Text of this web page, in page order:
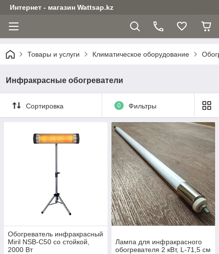
Интернет - магазин Wattsap.kz
Товары и услуги Климатическое оборудование
Инфракрасные обогреватели
Сортировка 0 Фильтры
Обогреватель инфракрасный
Miril NSB-C50 со стойкой,
2000 Вт
Лампа для инфракрасного
обогревателя 2 кВт, L-71,5 см